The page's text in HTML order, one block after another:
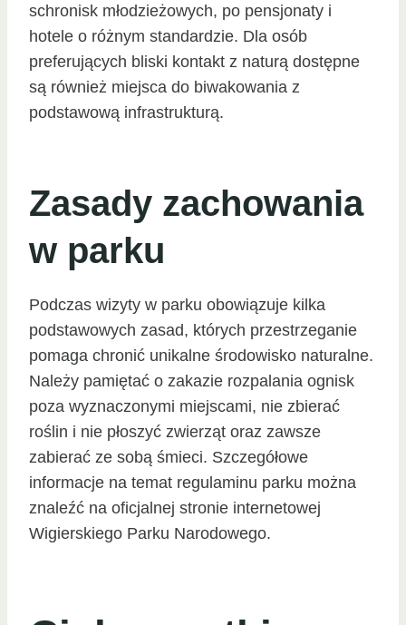
schronisk młodzieżowych, po pensjonaty i
hotele o różnym standardzie. Dla osób
preferujących bliski kontakt z naturą dostępne
są również miejsca do biwakowania z
podstawową infrastrukturą.
Zasady zachowania
w parku
Podczas wizyty w parku obowiązuje kilka
podstawowych zasad, których przestrzeganie
pomaga chronić unikalne środowisko naturalne.
Należy pamiętać o zakazie rozpalania ognisk
poza wyznaczonymi miejscami, nie zbierać
roślin i nie płoszyć zwierząt oraz zawsze
zabierać ze sobą śmieci. Szczegółowe
informacje na temat regulaminu parku można
znaleźć na oficjalnej stronie internetowej
Wigierskiego Parku Narodowego.